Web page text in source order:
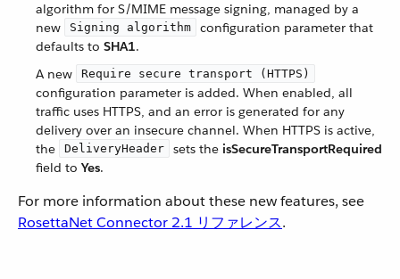
algorithm for S/MIME message signing, managed by a
new
Signing algorithm
configuration parameter that
defaults to SHA1.
A new
Require secure transport (HTTPS)
configuration parameter is added. When enabled, all
traffic uses HTTPS, and an error is generated for any
delivery over an insecure channel. When HTTPS is active,
the
DeliveryHeader sets the isSecureTransportRequired
field to Yes.
For more information about these new features, see
RosettaNet Connector 2.1 リファレンス.